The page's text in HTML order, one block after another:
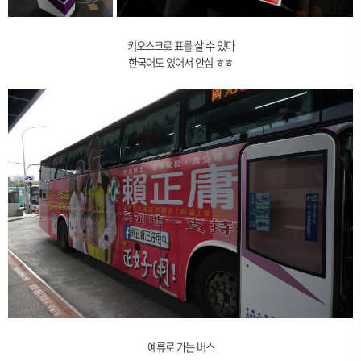
키오스크로 표를 살 수 있다
한국어도 있어서 안심 ㅎㅎ
예류로 가는 버스